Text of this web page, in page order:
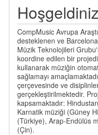
Hoşgeldiniz
CompMusic Avrupa
desteklenen ve
Müzik Teknolojileri
koordine edilen bir
kullanarak müziğin
sağlamayı
çerçevesinde ve
gerçekleştirilmektedir.
kapsamaktadır:
Karnatik müziği (Güney
(Türkiye), Arap-Endülüs
(Çin).